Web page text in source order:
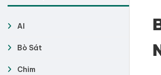
AI
Bò Sát
Chim